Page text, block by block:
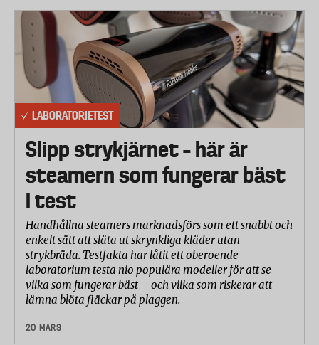
LABORATORIETEST
Slipp strykjärnet – här är
steamern som fungerar bäst
i test
Handhållna steamers marknadsförs som ett snabbt och
enkelt sätt att släta ut skrynkliga kläder utan
strykbräda. Testfakta har låtit ett oberoende
laboratorium testa nio populära modeller för att se
vilka som fungerar bäst – och vilka som riskerar att
lämna blöta fläckar på plaggen.
20 MARS